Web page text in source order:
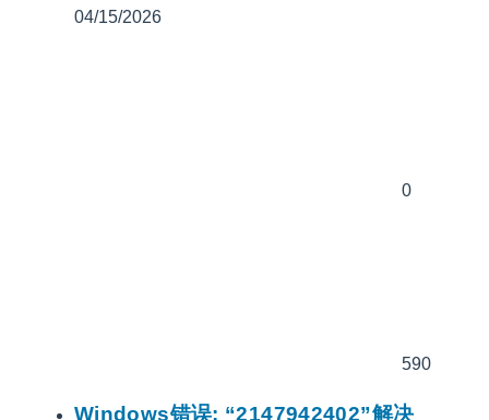
04/15/2026
0
590
Windows错误: “2147942402”解决